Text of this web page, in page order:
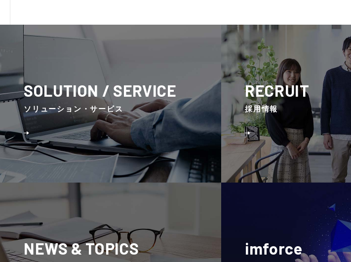
SOLUTION / SERVICE
ソリューション・サービス
RECRUIT
採⽤情報
NEWS & TOPICS imforce